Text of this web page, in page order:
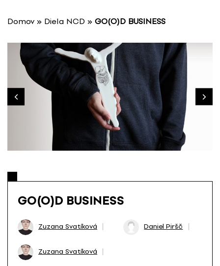
Domov » Diela NCD » GO(O)D BUSINESS
GO(O)D BUSINESS
Zuzana Svatíková Daniel Piršč
Zuzana Svatíková